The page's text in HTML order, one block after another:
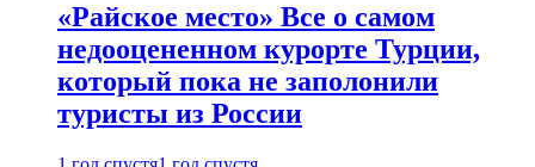
«Райское место» Все о самом
недооцененном курорте Турции,
который пока не заполонили
туристы из России